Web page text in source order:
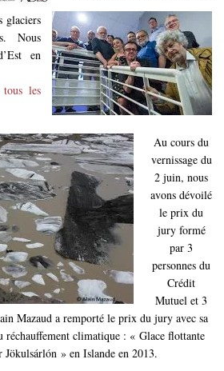
glaciers
Nous
en
les
Au cours du
vernissage du
2 juin, nous
avons dévoilé
le prix du
jury formé
par 3
personnes du
Crédit
Mutuel et 3
Mazaud a remporté le prix du jury avec sa
réchauffement climatique : « Glace flottante
Jökulsárlón » en Islande en 2013.